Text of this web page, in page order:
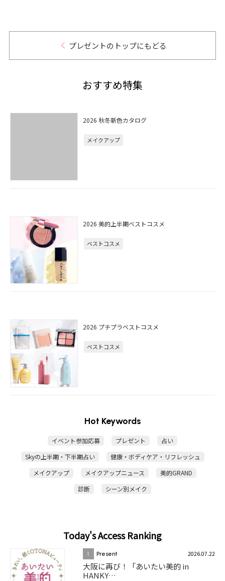
プレゼントのトップにもどる
おすすめ特集
2026 秋冬新色カタログ
メイクアップ
2026 美的上半期ベストコスメ
ベストコスメ
2026 プチプラベストコスメ
ベストコスメ
Hot Keywords
イベント参加応募 プレゼント
占い
Skyの上半期・下半期占い
健康・ボディケア・リフレッシュ
メイクアップ
メイクアップニュース
美的GRAND
診断
シーン別メイク
Today's Access Ranking
1 Present 2026.07.22
大阪に再び！「あいたい美的 in
HANKY…